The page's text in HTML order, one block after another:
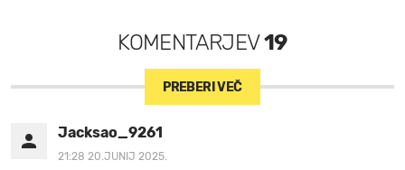
KOMENTARJEV19
PREBERI VEČ
Jacksao_9261
21:28 20.JUNIJ 2025.